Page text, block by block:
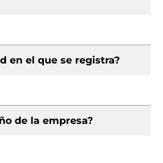
en el que se registra?
de la empresa?